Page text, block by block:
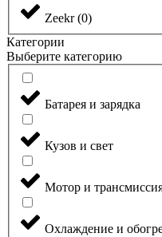
Zeekr (0)
Категории
Выберите категорию
Батарея и зарядка
Кузов и свет
Мотор и
Охлаждение и